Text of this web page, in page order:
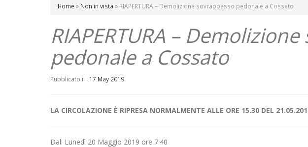
Home » Non in vista » RIAPERTURA – Demolizione sovrappasso pedonale a Cossato
RIAPERTURA –
pedonale a Cossato
Pubblicato il : 17 May 2019
LA CIRCOLAZIONE È RIPRESA NORMALMENTE ALLE ORE 15.30 DEL
Dal: Lunedì 20 Maggio 2019 ore 7.40